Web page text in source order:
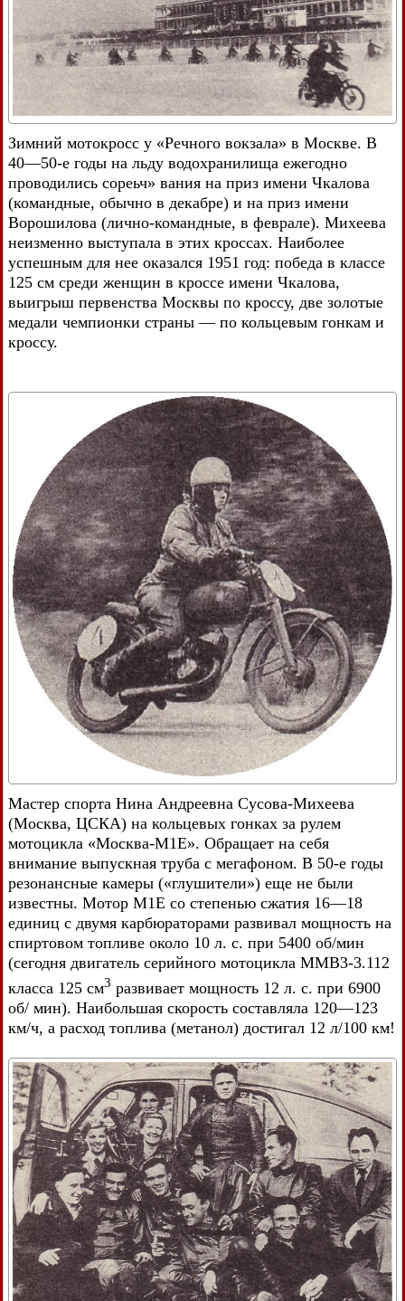
Зимний мотокросс у «Речного вокзала» в Москве. В
40—50-е годы на льду водохранилища ежегодно
проводились сореьч» вания на приз имени Чкалова
(командные, обычно в декабре) и на приз имени
Ворошилова (лично-командные, в феврале). Михеева
неизменно выступала в этих кроссах. Наиболее
успешным для нее оказался 1951 год: победа в классе
125 см среди женщин в кроссе имени Чкалова,
выигрыш первенства Москвы по кроссу, две золотые
медали чемпионки страны — по кольцевым гонкам и
кроссу.
Мастер спорта Нина Андреевна Сусова-Михеева
(Москва, ЦСКА) на кольцевых гонках за рулем
мотоцикла «Москва-М1Е». Обращает на себя
внимание выпускная труба с мегафоном. В 50-е годы
резонансные камеры («глушители») еще не были
известны. Мотор М1Е со степенью сжатия 16—18
единиц с двумя карбюраторами развивал мощность на
спиртовом топливе около 10 л. с. при 5400 об/мин
(сегодня двигатель серийного мотоцикла MMB3-3.112
класса 125 см3 развивает мощность 12 л. с. при 6900
об/ мин). Наибольшая скорость составляла 120—123
км/ч, а расход топлива (метанол) достигал 12 л/100 км!